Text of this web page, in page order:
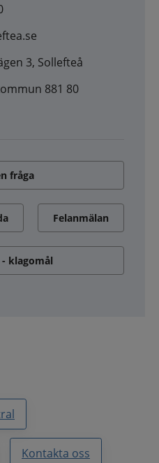
3, Sollefteå
881 80
fråga
Felanmälan
klagomål
Kontakta oss